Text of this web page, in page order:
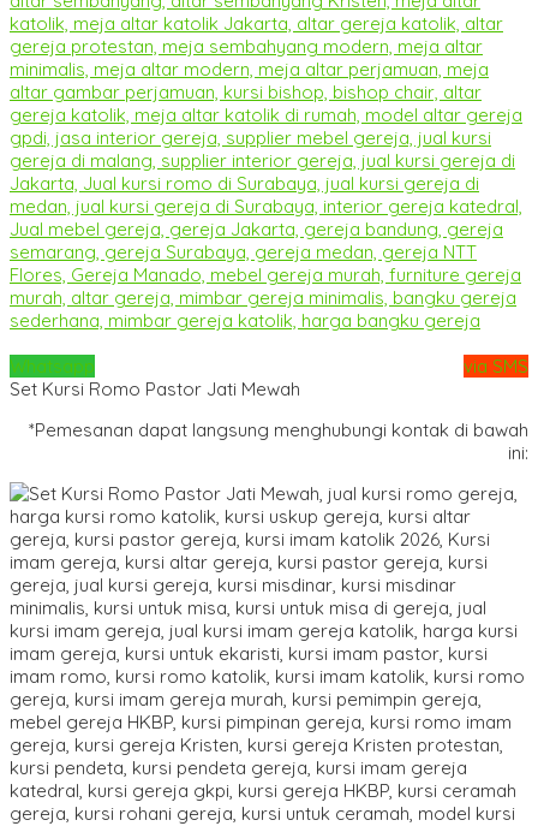
Whatsapp
via SMS
Set Kursi Romo Pastor Jati Mewah
*Pemesanan dapat langsung menghubungi kontak di bawah
ini: